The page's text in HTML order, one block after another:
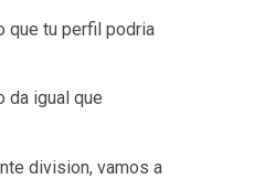
que tu perfil podri­a
da igual que
division, vamos a